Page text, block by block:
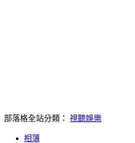
部落格全站分類： 視聽娛樂
相簿